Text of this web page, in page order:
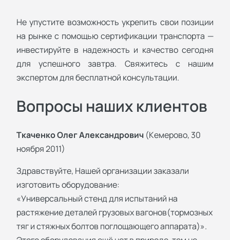
Не упустите возможность укрепить свои позиции
на рынке с помощью сертификации транспорта —
инвестируйте в надежность и качество сегодня
для успешного завтра. Свяжитесь с нашим
экспертом для бесплатной консультации.
Вопросы наших клиентов
Ткаченко Олег Александрович (Кемерово, 30
ноября 2011)
Здравствуйте, Нашей организации заказали
изготовить оборудование:
«Универсальный стенд для испытаний на
растяжение деталей грузовых вагонов(тормозных
тяг и стяжных болтов поглощающего аппарата)».